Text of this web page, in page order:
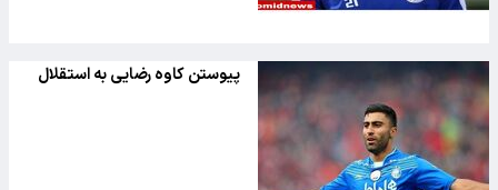
پیوستن کاوه رضایی به استقلال